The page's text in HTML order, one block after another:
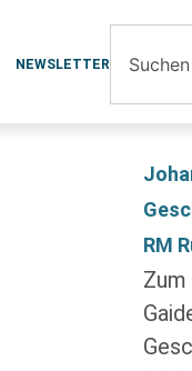
NEWSLETTER
RM